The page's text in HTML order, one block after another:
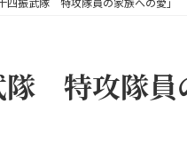
四振武隊 特攻隊員の家族への愛」
隊 特攻隊員